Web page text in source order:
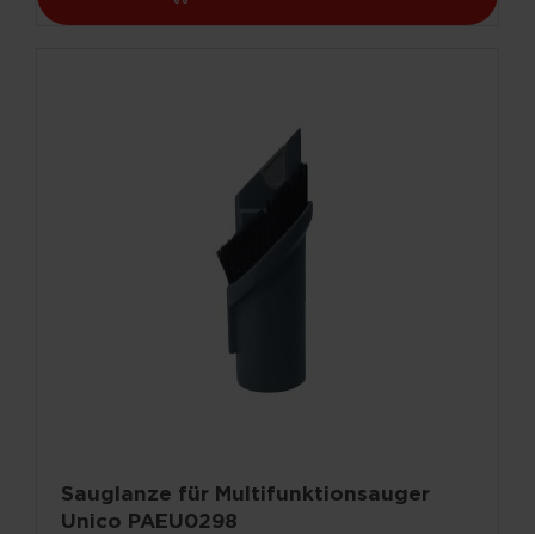
Sauglanze für Multifunktionsauger
Unico PAEU0298